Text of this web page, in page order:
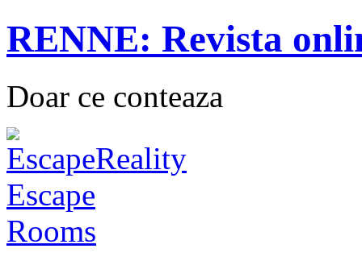
RENNE: Revista
Doar ce conteaza